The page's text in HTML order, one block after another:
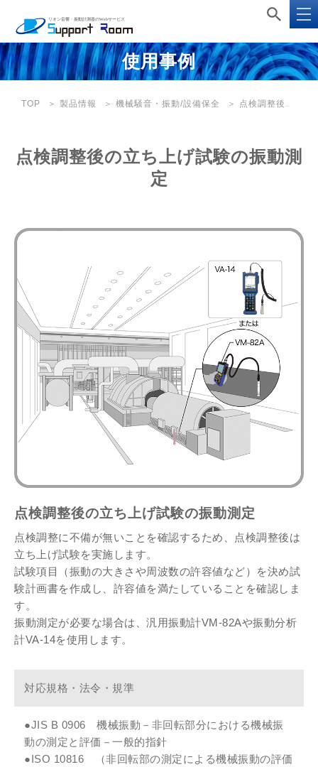
使用事例
TOP 製品情報 機械騒音・振動/設備保全 点検調整後の立ち上げ試験の振動測定
点検調整後の立ち上げ試験の振動測
定
点検調整後の立ち上げ試験の振動測定
点検調整に不備が無いことを確認するため、点検調整後は
立ち上げ試験を実施します。
試験項目（振動の大きさや周波数の許容値など）を決め試
験計画書を作成し、許容値を満たしていることを確認しま
す。
振動測定が必要な場合は、汎用振動計VM-82Aや振動分析
計VA-14を使用します。
対応規格・法令・規準
●JIS B 0906 機械振動－非回転部分における機械振
動の測定と評価－一般的指針
●ISO 10816 （非回転部の測定による機械振動の評価